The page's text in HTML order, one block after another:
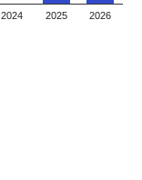
2024 2025 2026